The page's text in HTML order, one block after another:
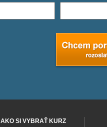
AKO SI VYBRAŤ KURZ